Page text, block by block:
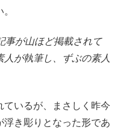
事が山ほど掲載されて
が執筆し、ずぶの素人
ているが、まさしく昨今
き彫りとなった形であ